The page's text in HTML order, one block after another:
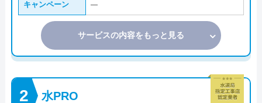
キャンペーン ―
サービスの内容をもっと見る
水PRO